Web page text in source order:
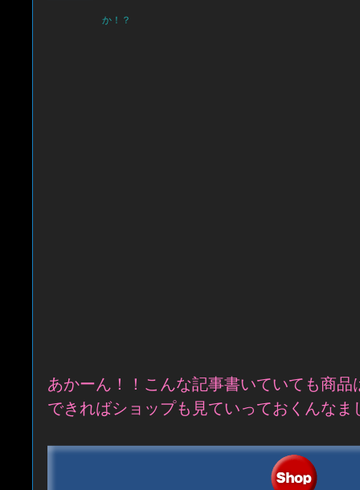
か！？
あかーん！！こんな記事書いていても商
できればショップも見ていっておくんなま